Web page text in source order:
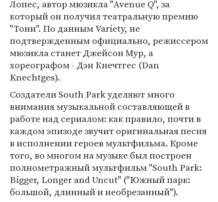
Лопес, автор мюзикла "Avenue Q", за
который он получил театральную премию
"Тони". По данным Variety, не
подтвержденным официально, режиссером
мюзикла станет Джейсон Мур, а
хореографом - Дэн Кнечтгес (Dan
Knechtges).
Создатели South Park уделяют много
внимания музыкальной составляющей в
работе над сериалом: как правило, почти в
каждом эпизоде звучит оригинальная песня
в исполнении героев мультфильма. Кроме
того, во многом на музыке был построен
полнометражный мультфильм "South Park:
Bigger, Longer and Uncut" ("Южный парк:
большой, длинный и необрезанный").